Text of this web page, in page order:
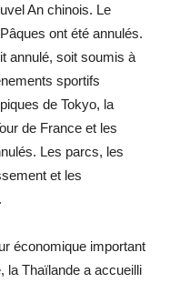
An chinois. Le
ont été annulés.
annulé, soit soumis à
sportifs
de Tokyo, la
de France et les
Les parcs, les
et les
économique important
la Thaïlande a accueilli